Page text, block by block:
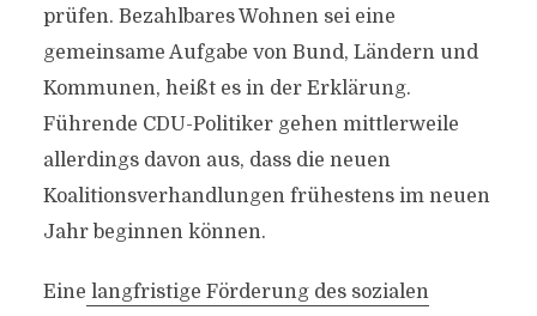
prüfen. Bezahlbares Wohnen sei eine
gemeinsame Aufgabe von Bund, Ländern und
Kommunen, heißt es in der Erklärung.
Führende CDU-Politiker gehen mittlerweile
allerdings davon aus, dass die neuen
Koalitionsverhandlungen frühestens im neuen
Jahr beginnen können.
Eine langfristige Förderung des sozialen